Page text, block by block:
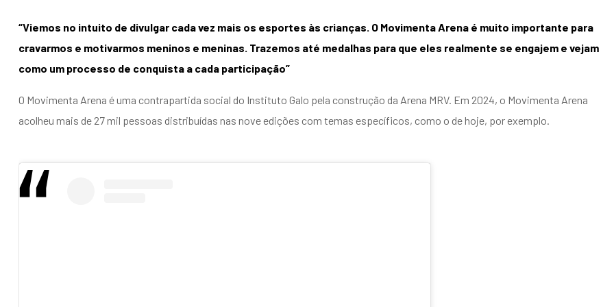
“Viemos no intuito de divulgar cada vez mais os esportes às crianças. O Movimenta Arena é muito importante para
cravarmos e motivarmos meninos e meninas. Trazemos até medalhas para que eles realmente se engajem e vejam
como um processo de conquista a cada participação”
O Movimenta Arena é uma contrapartida social do Instituto Galo pela construção da Arena MRV. Em 2024, o Movimenta Arena
acolheu mais de 27 mil pessoas distribuídas nas nove edições com temas específicos, como o de hoje, por exemplo.